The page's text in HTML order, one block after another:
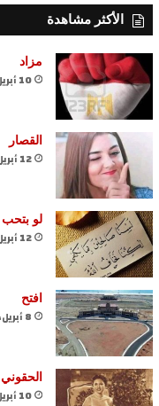
الأكثر مشاهدة
مزاد
10 أبريل، 2023
القصار
12 أبريل، 2023
لو بتحب
12 أبريل، 2023
افتح
8 أبريل، 2023
الحقوني
10 أبريل، 2023